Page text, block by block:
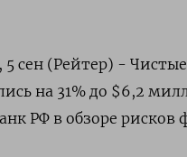
сен (Рейтер) -
на 31% до $6,2
РФ в обзоре рисков